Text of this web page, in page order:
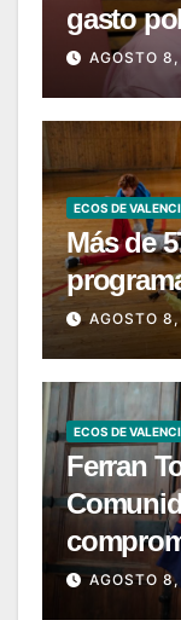
gasto
AGOSTO
ECOS DE
Más de
AGOSTO
ECOS DE
Ferran
del 9
AGOSTO